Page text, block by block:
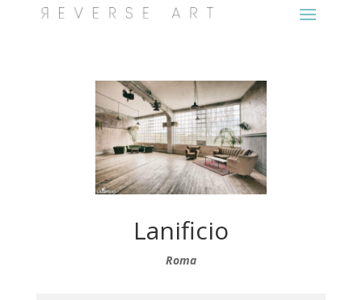
Lanificio
Roma